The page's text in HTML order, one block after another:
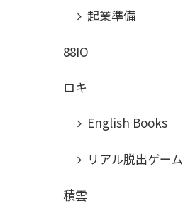
起業準備
88IO
ロキ
English Books
リアル脱出ゲーム
積雲